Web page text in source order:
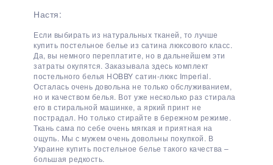
Настя:
Если выбирать из натуральных тканей, то лучше
купить постельное белье из сатина люксового класс.
Да, вы немного переплатите, но в дальнейшем эти
затраты окупятся. Заказывала здесь комплект
постельного белья HOBBY сатин-люкс Imperial.
Осталась очень довольна не только обслуживанием,
но и качеством белья. Вот уже несколько раз стирала
его в стиральной машинке, а яркий принт не
пострадал. Но только стирайте в бережном режиме.
Ткань сама по себе очень мягкая и приятная на
ощупь. Мы с мужем очень довольны покупкой. В
Украине купить постельное белье такого качества –
большая редкость.